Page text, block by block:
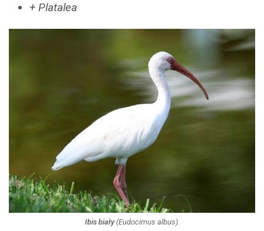
+ Platalea
Ibis biały(Eudocimus albus).